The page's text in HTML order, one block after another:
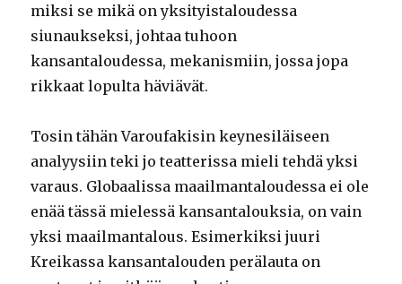
miksi se mikä on yksityistaloudessa
siunaukseksi, johtaa tuhoon
kansantaloudessa, mekanismiin, jossa jopa
rikkaat lopulta häviävät.
Tosin tähän Varoufakisin keynesiläiseen
analyysiin teki jo teatterissa mieli tehdä yksi
varaus. Globaalissa maailmantaloudessa ei ole
enää tässä mielessä kansantalouksia, on vain
yksi maailmantalous. Esimerkiksi juuri
Kreikassa kansantalouden perälauta on